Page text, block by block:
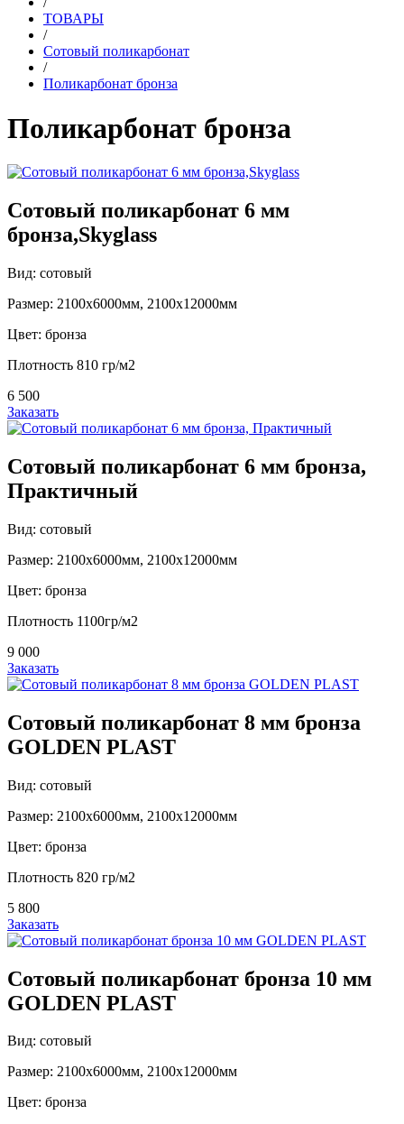
ТОВАРЫ
/
Сотовый поликарбонат
/
Поликарбонат бронза
Поликарбонат бронза
Сотовый поликарбонат 6 мм
бронза,Skyglass
Вид: сотовый
Размер: 2100х6000мм, 2100х12000мм
Цвет: бронза
Плотность 810 гр/м2
6 500
Заказать
Сотовый поликарбонат 6 мм бронза,
Практичный
Вид: сотовый
Размер: 2100х6000мм, 2100х12000мм
Цвет: бронза
Плотность 1100гр/м2
9 000
Заказать
Сотовый поликарбонат 8 мм бронза
GOLDEN PLAST
Вид: сотовый
Размер: 2100х6000мм, 2100х12000мм
Цвет: бронза
Плотность 820 гр/м2
5 800
Заказать
Сотовый поликарбонат бронза 10 мм
GOLDEN PLAST
Вид: сотовый
Размер: 2100х6000мм, 2100х12000мм
Цвет: бронза